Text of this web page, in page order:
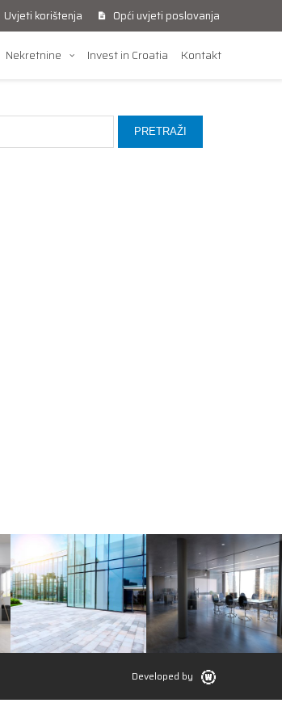
Uvjeti korištenja Opći uvjeti poslovanja
Nekretnine Invest in Croatia Kontakt
Pretraži:
Developed by